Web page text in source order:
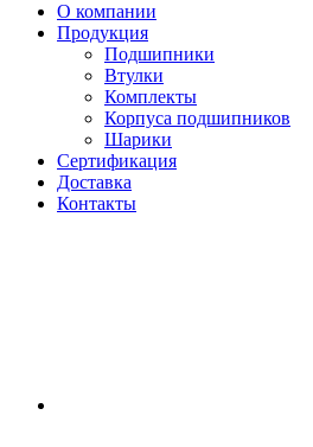
О компании
Продукция
Подшипники
Втулки
Комплекты
Корпуса подшипников
Шарики
Сертификация
Доставка
Контакты